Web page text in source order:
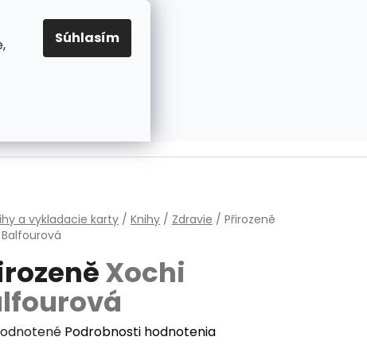
Súhlasím
PRAVIDLÁ PRE COOKIES
EUR
a vykladacie karty / Knihy / Zdravie / Přirozeně
Xochi
Podrobnosti hodnotenia